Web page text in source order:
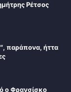
Ρέτσος
παράπονα, ήττα
ο Φρανσίσκο